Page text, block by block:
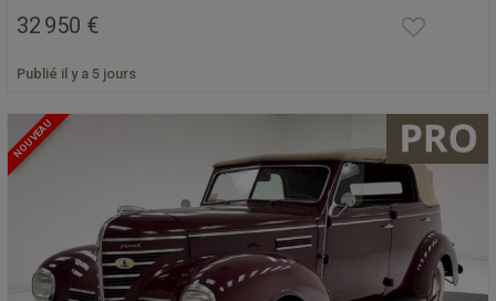
32 950 €
Publié il y a 5 jours
NOUVEAU